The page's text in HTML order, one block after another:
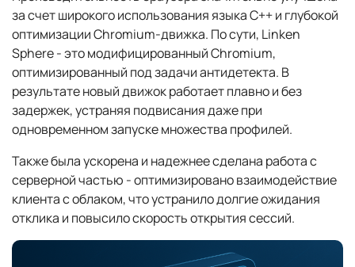
за счет широкого использования языка C++ и глубокой
оптимизации Chromium-движка. По сути, Linken
Sphere - это модифицированный Chromium,
оптимизированный под задачи антидетекта. В
результате новый движок работает плавно и без
задержек, устраняя подвисания даже при
одновременном запуске множества профилей.
Также была ускорена и надежнее сделана работа с
серверной частью - оптимизировано взаимодействие
клиента с облаком, что устранило долгие ожидания
отклика и повысило скорость открытия сессий.